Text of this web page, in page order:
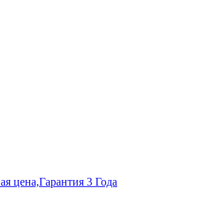
цена,Гарантия 3 Года